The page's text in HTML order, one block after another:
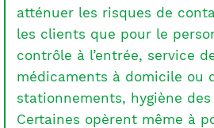
atténuer les risques de
les clients que pour le
contrôle à l’entrée, service
médicaments à domicile ou
stationnements, hygiène
Certaines opèrent même à